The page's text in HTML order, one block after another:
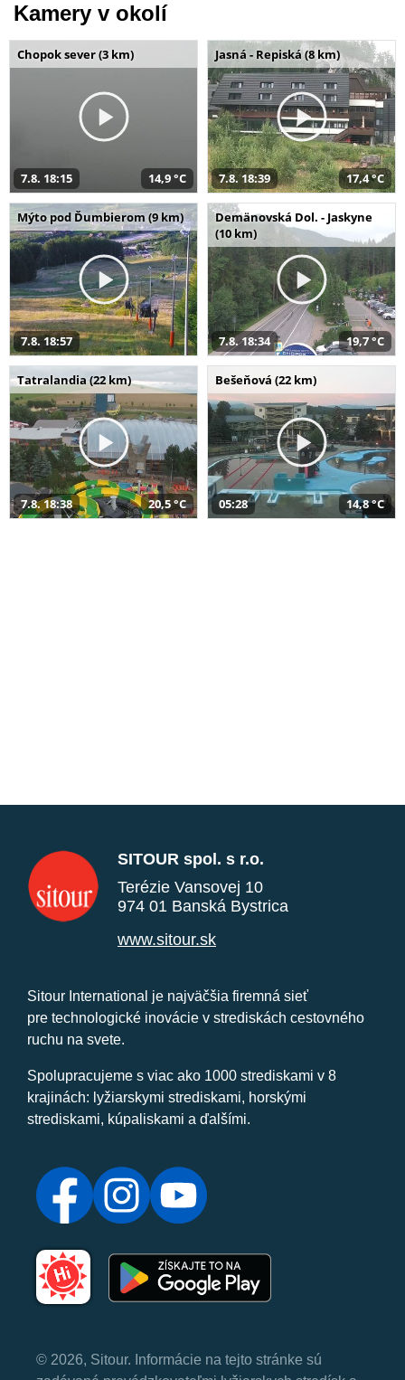
Kamery v okolí
Chopok sever (3 km)
7.8. 18:15 14,9 °C
Jasná - Repiská (8 km)
7.8. 18:39 17,4 °C
Mýto pod Ďumbierom (9 km)
7.8. 18:57
Demänovská Dol. - Jaskyne
(10 km)
7.8. 18:34 19,7 °C
Tatralandia (22 km)
7.8. 18:38 20,5 °C
Bešeňová (22 km)
05:28 14,8 °C
SITOUR spol. s r.o.
Terézie Vansovej 10
974 01 Banská Bystrica
www.sitour.sk
Sitour International je najväčšia firemná sieť
pre technologické inovácie v strediskách cestovného
ruchu na svete.
Spolupracujeme s viac ako 1000 strediskami v 8
krajinách: lyžiarskymi strediskami, horskými
strediskami, kúpaliskami a ďalšími.
© 2026, Sitour. Informácie na tejto stránke sú